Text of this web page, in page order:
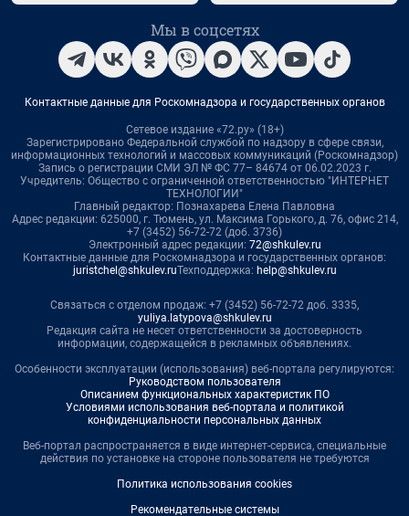
Мы в соцсетях
Контактные данные для Роскомнадзора и государственных органов
Сетевое издание «72.ру» (18+)
Зарегистрировано Федеральной службой по надзору в сфере связи,
информационных технологий и массовых коммуникаций (Роскомнадзор)
Запись о регистрации СМИ ЭЛ № ФС 77– 84674 от 06.02.2023 г.
Учредитель: Общество с ограниченной ответственностью "ИНТЕРНЕТ
ТЕХНОЛОГИИ"
Главный редактор: Познахарева Елена Павловна
Адрес редакции: 625000, г. Тюмень, ул. Максима Горького, д. 76, офис 214,
+7 (3452) 56-72-72 (доб. 3736)
Электронный адрес редакции: 72@shkulev.ru
Контактные данные для Роскомнадзора и государственных органов:
juristchel@shkulev.ruТехподдержка: help@shkulev.ru
Связаться с отделом продаж: +7 (3452) 56-72-72 доб. 3335,
yuliya.latypova@shkulev.ru
Редакция сайта не несет ответственности за достоверность
информации, содержащейся в рекламных объявлениях.
Особенности эксплуатации (использования) веб-портала регулируются:
Руководством пользователя
Описанием функциональных характеристик ПО
Условиями использования веб-портала и политикой
конфиденциальности персональных данных
Веб-портал распространяется в виде интернет-сервиса, специальные
действия по установке на стороне пользователя не требуются
Политика использования cookies
Рекомендательные системы